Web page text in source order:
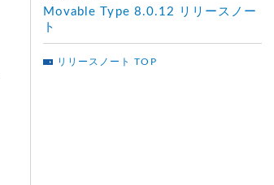
Movable Type 8.0.12 リリースノー
ト
リリースノート TOP